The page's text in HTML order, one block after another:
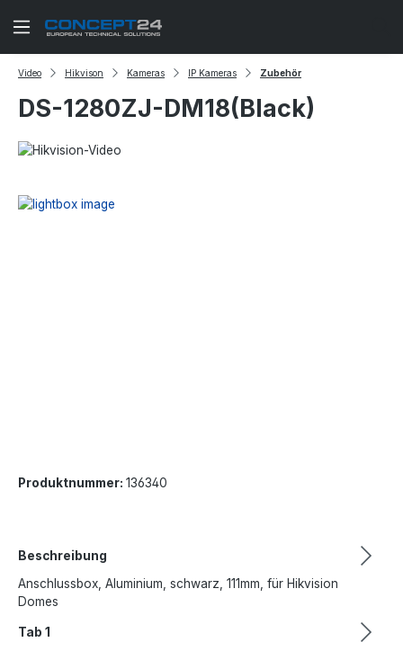
Zum Hauptinhalt springen
Video Hikvison Kameras IP Kameras Zubehör
DS-1280ZJ-DM18(Black)
Produktnummer: 136340
Beschreibung
Anschlussbox, Aluminium, schwarz, 111mm, für Hikvision
Domes
Tab 1